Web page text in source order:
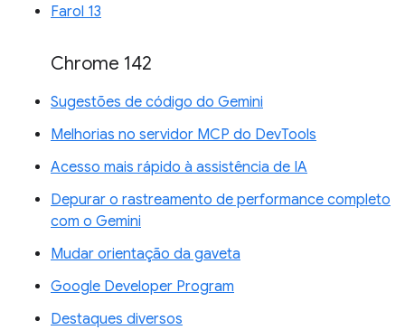
Farol 13
Chrome 142
Sugestões de código do Gemini
Melhorias no servidor MCP do DevTools
Acesso mais rápido à assistência de IA
Depurar o rastreamento de performance completo
com o Gemini
Mudar orientação da gaveta
Google Developer Program
Destaques diversos